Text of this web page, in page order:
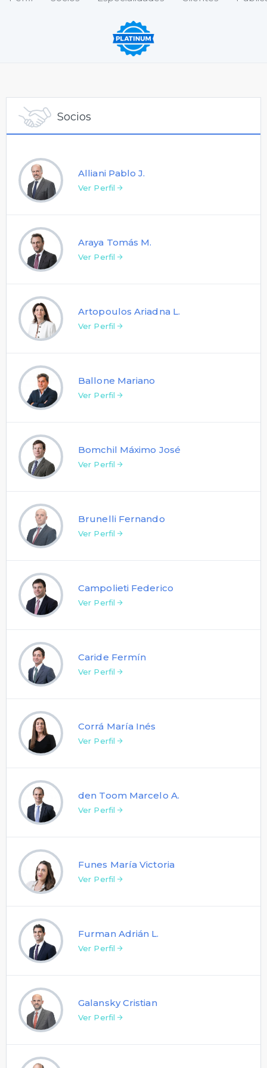
Socios
Alliani Pablo J.
Ver Perfil
Araya Tomás M.
Ver Perfil
Artopoulos Ariadna L.
Ver Perfil
Ballone Mariano
Ver Perfil
Bomchil Máximo José
Ver Perfil
Brunelli Fernando
Ver Perfil
Campolieti Federico
Ver Perfil
Caride Fermín
Ver Perfil
Corrá María Inés
Ver Perfil
den Toom Marcelo A.
Ver Perfil
Funes María Victoria
Ver Perfil
Furman Adrián L.
Ver Perfil
Galansky Cristian
Ver Perfil